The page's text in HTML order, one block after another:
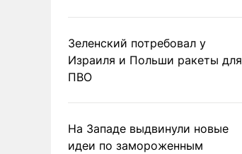
Зеленский потребовал у
Израиля и Польши ракеты для
ПВО
На Западе выдвинули новые
идеи по замороженным